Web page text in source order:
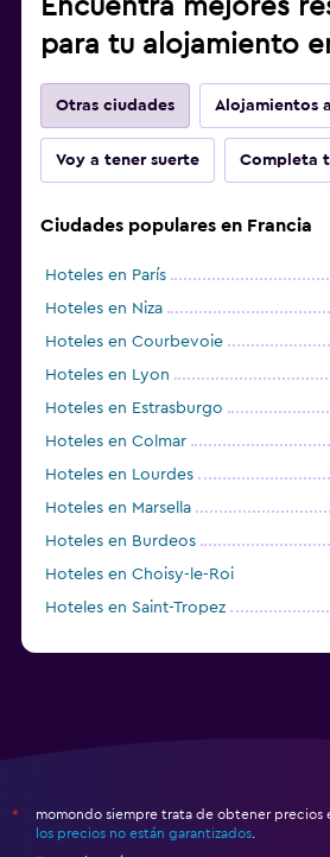
Encuentra mejores
para tu alojamiento
Otras ciudades Alojamientos
Voy a tener suerte Completa
Ciudades populares en Francia
Hoteles en París
Hoteles en Niza
Hoteles en Courbevoie
Hoteles en Lyon
Hoteles en Estrasburgo
Hoteles en Colmar
Hoteles en Lourdes
Hoteles en Marsella
Hoteles en Burdeos
Hoteles en Choisy-le-Roi
Hoteles en Saint-Tropez
*
momondo siempre trata de obtener precios
los precios no están garantizados